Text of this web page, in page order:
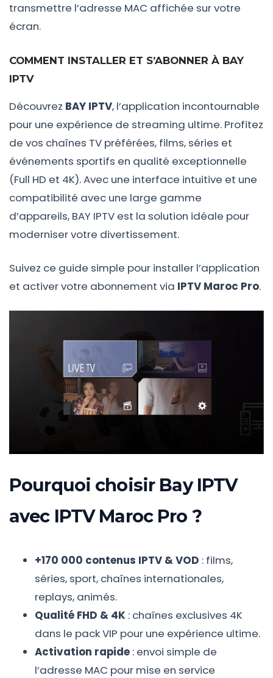
transmettre l’adresse MAC affichée sur votre
écran.
COMMENT INSTALLER ET S’ABONNER À BAY
IPTV
Découvrez BAY IPTV, l’application incontournable
pour une expérience de streaming ultime. Profitez
de vos chaînes TV préférées, films, séries et
événements sportifs en qualité exceptionnelle
(Full HD et 4K). Avec une interface intuitive et une
compatibilité avec une large gamme
d’appareils, BAY IPTV est la solution idéale pour
moderniser votre divertissement.
Suivez ce guide simple pour installer l’application
et activer votre abonnement via IPTV Maroc Pro.
Pourquoi choisir Bay IPTV
avec IPTV Maroc Pro ?
+170 000 contenus IPTV & VOD : films,
séries, sport, chaînes internationales,
replays, animés.
Qualité FHD & 4K : chaînes exclusives 4K
dans le pack VIP pour une expérience ultime.
Activation rapide : envoi simple de
l’adresse MAC pour mise en service